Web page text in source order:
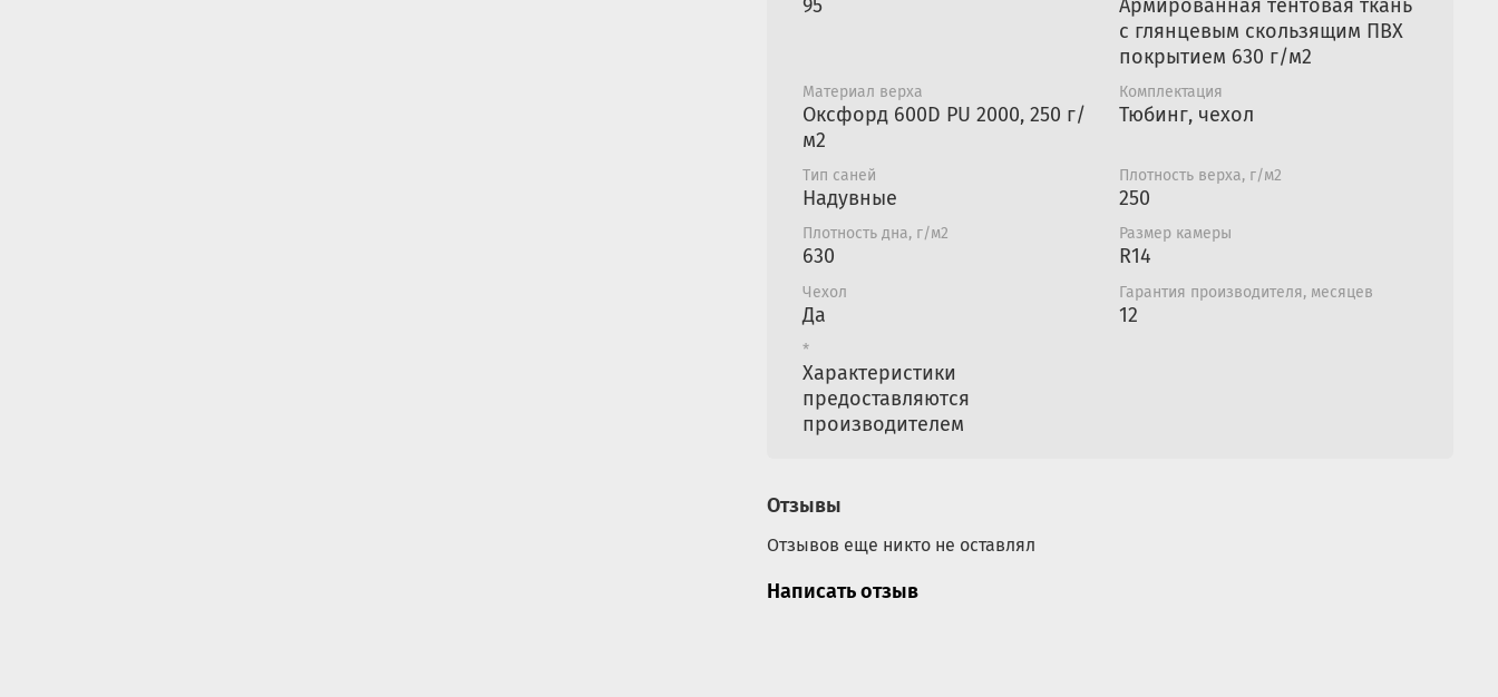
95
Армированная тентовая ткань
с глянцевым скользящим ПВХ
покрытием 630 г/м2
Материал верха
Оксфорд 600D PU 2000, 250 г/
м2
Комплектация
Тюбинг, чехол
Тип саней
Надувные
Плотность верха, г/м2
250
Плотность дна, г/м2
630
Размер камеры
R14
Чехол
Да
Гарантия производителя, месяцев
12
*
Характеристики
предоставляются
производителем
Отзывы
Отзывов еще никто не оставлял
Написать отзыв